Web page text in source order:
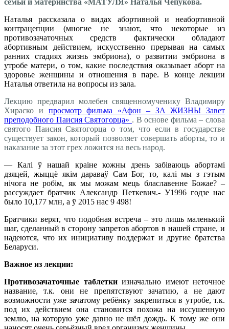
семьи и материнства «МАТУЛЯ» Наталья Чепукова.
Наталья рассказала о видах абортивной и неабортивной
контрацепции (многие не знают, что некоторые из
противозачаточных средств фактически обладают
абортивным действием, искусственно прерывая на самых
ранних стадиях жизнь эмбриона), о развитии эмбриона в
утробе матери, о том, какие последствия оказывает аборт на
здоровье женщины и отношения в паре. В конце лекции
Наталья ответила на вопросы из зала.
Лекцию предварил молебен священномученику Владимиру
Хираско и просмотр фильма «Афон – ЗА ЖИЗНЬ! Завет
преподобного Паисия Святогорца» . В основе фильма – слова
святого Паисия Святогорца о том, что если в государстве
существует закон, который позволяет совершать аборты, то и
наказание за этот грех ложится на весь народ.
— Калі ў нашай краіне кожны дзень забіваюць абортамі
дзяцей, жыццё якім дараваў Сам Бог, то, калі мы з гэтым
нічога не робім, як мы можам мець блаславенне Божае? –
рассуждает братчик Александр Петкевич.- У1996 годзе нас
было 10,177 млн, а ў 2015 нас 9 498!
Братчики верят, что подобная встреча – это лишь маленький
шаг, сделанный в сторону запретов абортов в нашей стране, и
надеются, что их инициативу поддержат и другие братства
Беларуси.
Важное из лекции:
Противозачаточные таблетки изначально имеют неточное
название, т.к. они не препятствуют зачатию, а не дают
возможности уже зачатому ребёнку закрепиться в утробе, т.к.
под их действием она становится похожа на иссушенную
землю, на которую уже давно не шёл дождь. К тому же они